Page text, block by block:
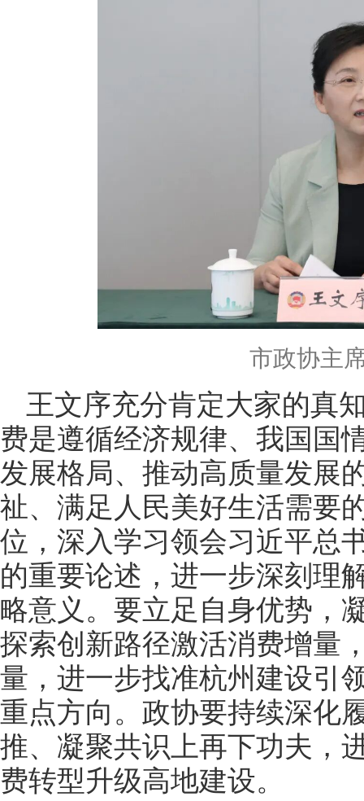
市政协主
王文序充分肯定大家的真
费是遵循经济规律、我国国
发展格局、推动高质量发展
祉、满足人民美好生活需要
位，深入学习领会习近平总
的重要论述，进一步深刻理
略意义。要立足自身优势，
探索创新路径激活消费增量
量，进一步找准杭州建设引
重点方向。政协要持续深化
推、凝聚共识上再下功夫，
费转型升级高地建设。